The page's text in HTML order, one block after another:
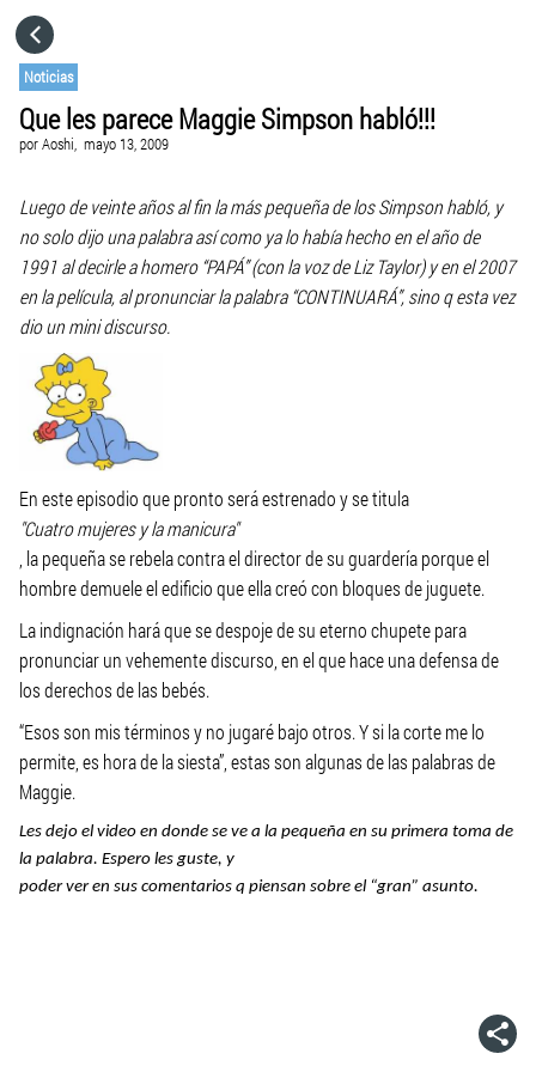
Noticias
Que les parece Maggie Simpson habló!!!
porAoshi, mayo 13, 2009
Luego de veinte años al fin la más pequeña de los Simpson habló, y
no solo dijo una palabra así como ya lo había hecho en el año de
1991 al decirle a homero “PAPÁ” (con la voz de Liz Taylor) y en el 2007
en la película, al pronunciar la palabra “CONTINUARÁ”, sino q esta vez
dio un mini discurso.
En este episodio que pronto será estrenado y se titula
"Cuatro mujeres y la manicura"
, la pequeña se rebela contra el director de su guardería porque el
hombre demuele el edificio que ella creó con bloques de juguete.
La indignación hará que se despoje de su eterno chupete para
pronunciar un vehemente discurso, en el que hace una defensa de
los derechos de las bebés.
“Esos son mis términos y no jugaré bajo otros. Y si la corte me lo
permite, es hora de la siesta”, estas son algunas de las palabras de
Maggie.
Les dejo el video en donde se ve a la pequeña en su primera toma de
la palabra. Espero les guste, y
poder ver en sus comentarios q piensan sobre el “gran” asunto.
CATEGORÍAS
IR A
VISITA EL SITIO WEB